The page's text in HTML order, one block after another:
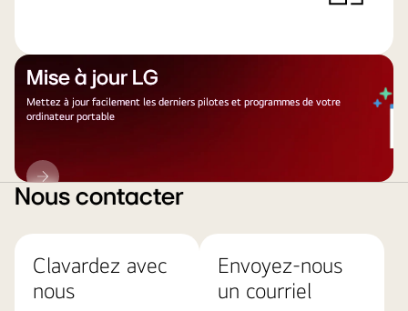
Mise à jour LG
Mettez à jour facilement les derniers pilotes et programmes de votre
ordinateur portable
Mise
à
LG
Nous contacter
Clavardez avec
nous
Envoyez-nous
un courriel